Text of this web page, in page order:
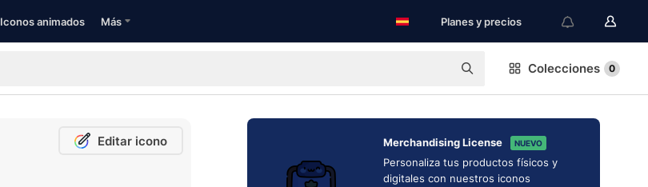
Iconos animados Más Planes y precios
Colecciones 0
Editar icono Merchandising License NUEVO
Personaliza tus productos físicos y
digitales con nuestros iconos